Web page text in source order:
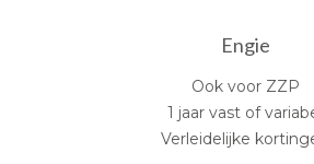
Engie
Ook voor ZZP
1 jaar vast of
Verleidelijke